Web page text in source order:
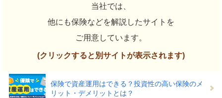
当社では、
他にも保険などを解説したサイトを
ご用意しています。
(クリックすると別サイトが表示されます)
保険で資産運用はできる？投資性の高い保険のメ
リット・デメリットとは？